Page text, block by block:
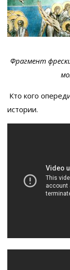
Фрагмент
Кто кого
истории.